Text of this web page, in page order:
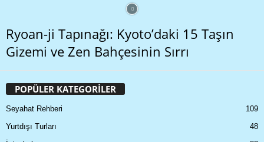
Ryoan-ji Tapınağı: Kyoto’daki 15 Taşın
Gizemi ve Zen Bahçesinin Sırrı
POPÜLER KATEGORİLER
Seyahat Rehberi
109
Yurtdışı Turları
48